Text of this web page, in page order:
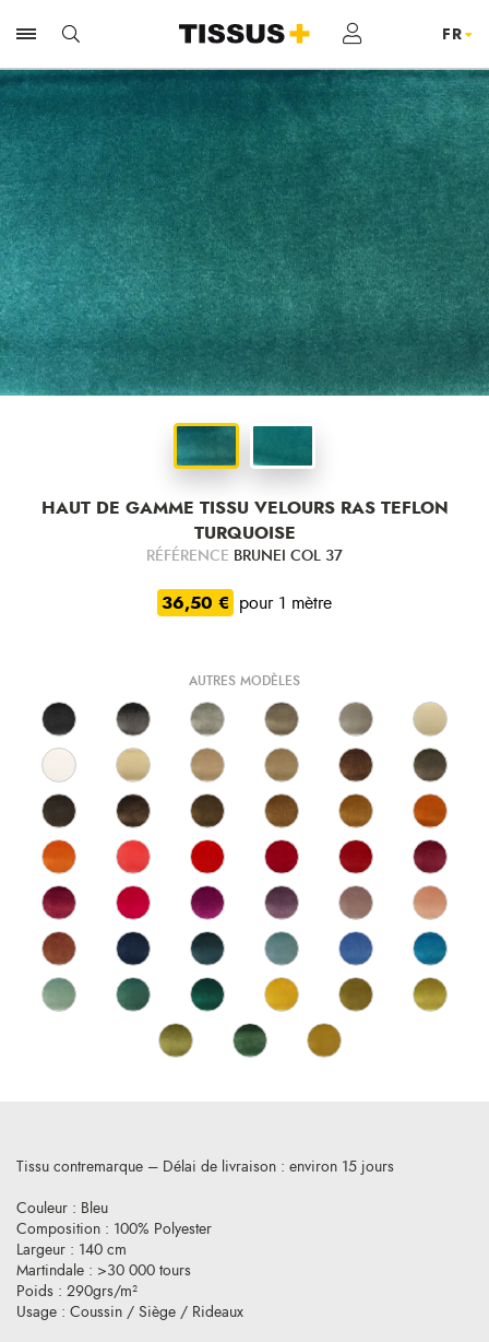
HAUT DE GAMME TISSU VELOURS RAS TEFLON
TURQUOISE
RÉFÉRENCE BRUNEI COL 37
36,50 € pour 1 mètre
AUTRES MODÈLES
Tissu contremarque – Délai de livraison : environ 15 jours
Couleur : Bleu
Composition : 100% Polyester
Largeur : 140 cm
Martindale : >30 000 tours
Poids : 290grs/m²
Usage : Coussin / Siège / Rideaux